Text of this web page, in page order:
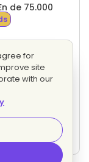
de 75.000
Plano e
for
site
with our